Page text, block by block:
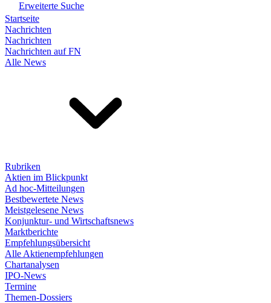
Erweiterte Suche
Startseite
Nachrichten
Nachrichten
Nachrichten auf FN
Alle News
Rubriken
Aktien im Blickpunkt
Ad hoc-Mitteilungen
Bestbewertete News
Meistgelesene News
Konjunktur- und Wirtschaftsnews
Marktberichte
Empfehlungsübersicht
Alle Aktienempfehlungen
Chartanalysen
IPO-News
Termine
Themen-Dossiers